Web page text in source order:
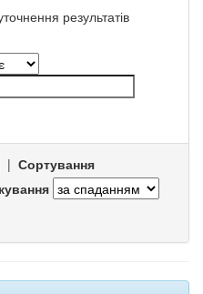
результатів
| Сортування